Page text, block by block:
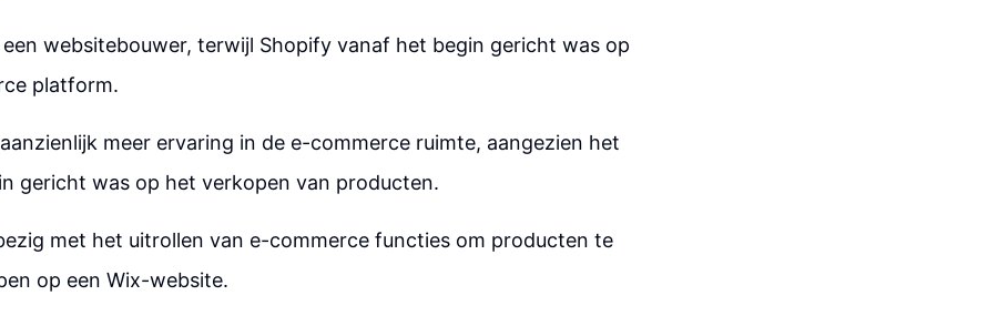
websitebouwer, terwijl Shopify vanaf het begin gericht was op
platform.
meer ervaring in de e-commerce ruimte, aangezien het
gericht was op het verkopen van producten.
met het uitrollen van e-commerce functies om producten te
op een Wix-website.